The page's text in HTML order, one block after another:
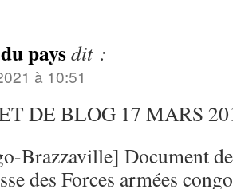
paysdit :
à 10:51
DE BLOG 17 MARS
Brazzaville] Document
des Forces armées